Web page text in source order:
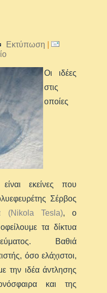
Εκτύπωση
Οι ιδέες
στις
οποίες
εκείνες που
Σέρβος
(Nikola Tesla), ο
τα δίκτυα
Βαθιά
όσο ελάχιστοι,
την ιδέα άντλησης
και της